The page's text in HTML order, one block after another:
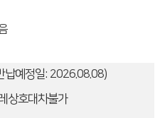
납예정일: 2026.08.08)
상호대차불가